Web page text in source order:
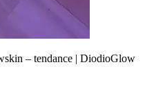
– tendance | DiodioGlow